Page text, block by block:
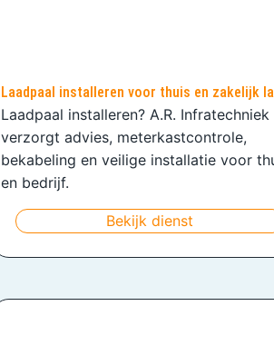
Laadpaal installeren voor thuis en zakelijk
Laadpaal installeren? A.R. Infratechniek
verzorgt advies, meterkastcontrole,
bekabeling en veilige installatie voor
en bedrijf.
Bekijk dienst